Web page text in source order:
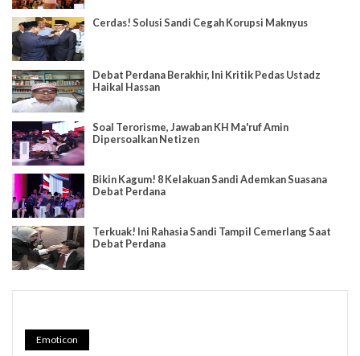
Cerdas! Solusi Sandi Cegah Korupsi Maknyus
Debat Perdana Berakhir, Ini Kritik Pedas Ustadz
Haikal Hassan
Soal Terorisme, Jawaban KH Ma'ruf Amin
Dipersoalkan Netizen
Bikin Kagum! 8 Kelakuan Sandi Ademkan Suasana
Debat Perdana
Terkuak! Ini Rahasia Sandi Tampil Cemerlang Saat
Debat Perdana
Emoticon